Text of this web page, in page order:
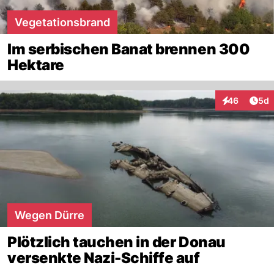
Vegetationsbrand
Im serbischen Banat brennen 300
Hektare
46
Interaktionen
5d
Wegen Dürre
Plötzlich tauchen in der Donau
versenkte Nazi-Schiffe auf